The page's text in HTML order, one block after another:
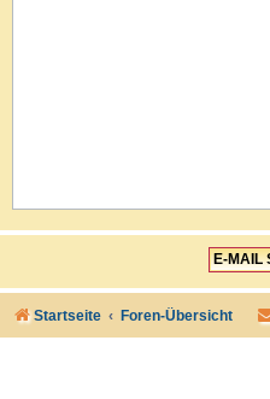
Startseite Foren-Übersicht